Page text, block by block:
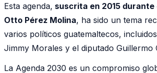
Esta agenda, suscrita en 2015 durante
Otto Pérez Molina, ha sido un tema
varios políticos guatemaltecos,
Jimmy Morales y el diputado Guillermo
La Agenda 2030 es un compromiso